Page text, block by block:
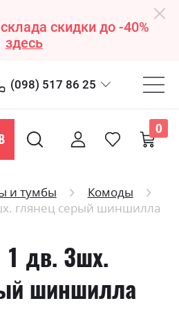
скидки до -40%
здесь
(098) 517 86 25
0
и тумбы
Комоды
глянец серый шиншилла
1 дв. 3шх.
шиншилла